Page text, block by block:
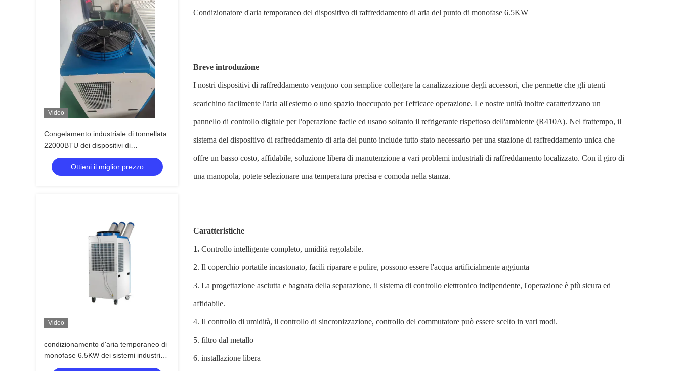
Video
Congelamento industriale di tonnellata
22000BTU dei dispositivi di
raffreddamento 2 del punto di nuovo
inizio automatico anti
Ottieni il miglior prezzo
Video
condizionamento d'aria temporaneo di
monofase 6.5KW dei sistemi industriali
di raffreddamento localizzato
Condizionatore d'aria temporaneo del dispositivo di raffreddamento di aria del punto di monofase 6.5KW
Breve introduzione
I nostri dispositivi di raffreddamento vengono con semplice collegare la canalizzazione degli accessori, che permette che gli utenti
scarichino facilmente l'aria all'esterno o uno spazio inoccupato per l'efficace operazione. Le nostre unità inoltre caratterizzano un
pannello di controllo digitale per l'operazione facile ed usano soltanto il refrigerante rispettoso dell'ambiente (R410A). Nel frattempo, il
sistema del dispositivo di raffreddamento di aria del punto include tutto stato necessario per una stazione di raffreddamento unica che
offre un basso costo, affidabile, soluzione libera di manutenzione a vari problemi industriali di raffreddamento localizzato. Con il giro di
una manopola, potete selezionare una temperatura precisa e comoda nella stanza.
Caratteristiche
1. Controllo intelligente completo, umidità regolabile.
2. Il coperchio portatile incastonato, facili riparare e pulire, possono essere l'acqua artificialmente aggiunta
3. La progettazione asciutta e bagnata della separazione, il sistema di controllo elettronico indipendente, l'operazione è più sicura ed
affidabile.
4. Il controllo di umidità, il controllo di sincronizzazione, controllo del commutatore può essere scelto in vari modi.
5. filtro dal metallo
6. installazione libera